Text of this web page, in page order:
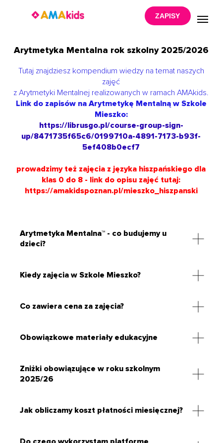
ZAPISY
Arytmetyka Mentalna rok szkolny 2025/2026
Tutaj znajdziesz kompendium wiedzy na temat naszych
zajęć
z Arytmetyki Mentalnej realizowanych w ramach AMAkids.
Link do zapisów na Arytmetykę Mentalną w Szkole
Mieszko:
https://librusgo.pl/course-group-sign-
up/8471735f65c6/0199710a-4891-7173-b93f-
5ef408b0ecf7
prowadzimy też zajęcia z języka hiszpańskiego dla
klas 0 do 8 - link do opisu zajęć tutaj:
https://amakidspoznan.pl/mieszko_hiszpanski
Arytmetyka Mentalna™ - co budujemy u
dzieci?
Kiedy zajęcia w Szkole Mieszko?
Co zawiera cena za zajęcia?
Obowiązkowe materiały edukacyjne
Zniżki obowiązujące w roku szkolnym
2025/26
Jak obliczamy koszt płatności miesięcznej?